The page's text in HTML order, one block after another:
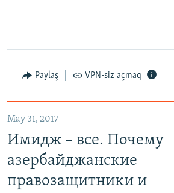
Paylaş VPN-siz açmaq
May 31, 2017
Имидж – все. Почему
азербайджанские
правозащитники и
EMBED
Имидж – все. Почему азербайджанские правозащитники и независимые журналисты попадают в тюрьму